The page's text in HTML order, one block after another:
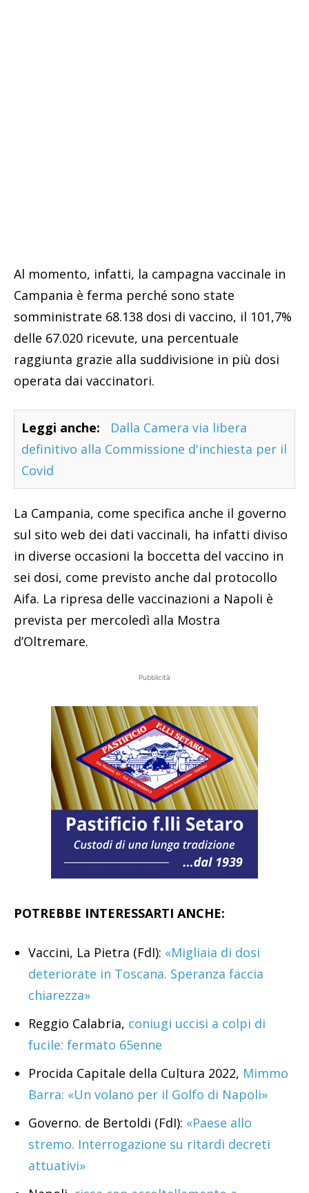
Al momento, infatti, la campagna vaccinale in
Campania è ferma perché sono state
somministrate 68.138 dosi di vaccino, il 101,7%
delle 67.020 ricevute, una percentuale
raggiunta grazie alla suddivisione in più dosi
operata dai vaccinatori.
Leggi anche:
Dalla Camera via libera
definitivo alla Commissione d'inchiesta per il
Covid
La Campania, come specifica anche il governo
sul sito web dei dati vaccinali, ha infatti diviso
in diverse occasioni la boccetta del vaccino in
sei dosi, come previsto anche dal protocollo
Aifa. La ripresa delle vaccinazioni a Napoli è
prevista per mercoledì alla Mostra
d’Oltremare.
Pubblicità
POTREBBE INTERESSARTI ANCHE:
Vaccini, La Pietra (FdI): «Migliaia di dosi
deteriorate in Toscana. Speranza faccia
chiarezza»
Reggio Calabria, coniugi uccisi a colpi di
fucile: fermato 65enne
Procida Capitale della Cultura 2022, Mimmo
Barra: «Un volano per il Golfo di Napoli»
Governo. de Bertoldi (FdI): «Paese allo
stremo. Interrogazione su ritardi decreti
attuativi»